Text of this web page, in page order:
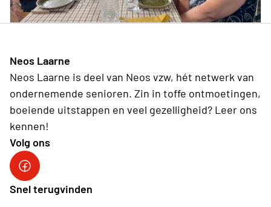
Neos Laarne
Neos Laarne is deel van Neos vzw, hét netwerk van
ondernemende senioren. Zin in toffe ontmoetingen,
boeiende uitstappen en veel gezelligheid? Leer ons
kennen!
Volg ons
Snel terugvinden